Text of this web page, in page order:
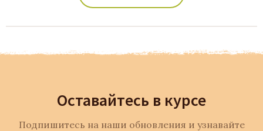
Оставайтесь в курсе
Подпишитесь на наши обновления и узнавайте